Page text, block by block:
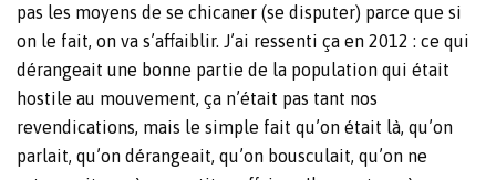
pas les moyens de se chicaner (se disputer) parce que si
on le fait, on va s’affaiblir. J’ai ressenti ça en 2012 : ce qui
dérangeait une bonne partie de la population qui était
hostile au mouvement, ça n’était pas tant nos
revendications, mais le simple fait qu’on était là, qu’on
parlait, qu’on dérangeait, qu’on bousculait, qu’on ne